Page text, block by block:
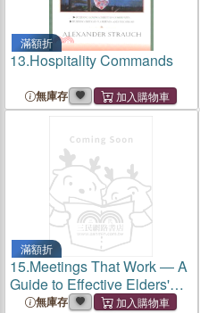
滿額折
13.Hospitality Commands
無庫存
滿額折
15.Meetings That Work ― A
Guide to Effective Elders'
Meetings
無庫存